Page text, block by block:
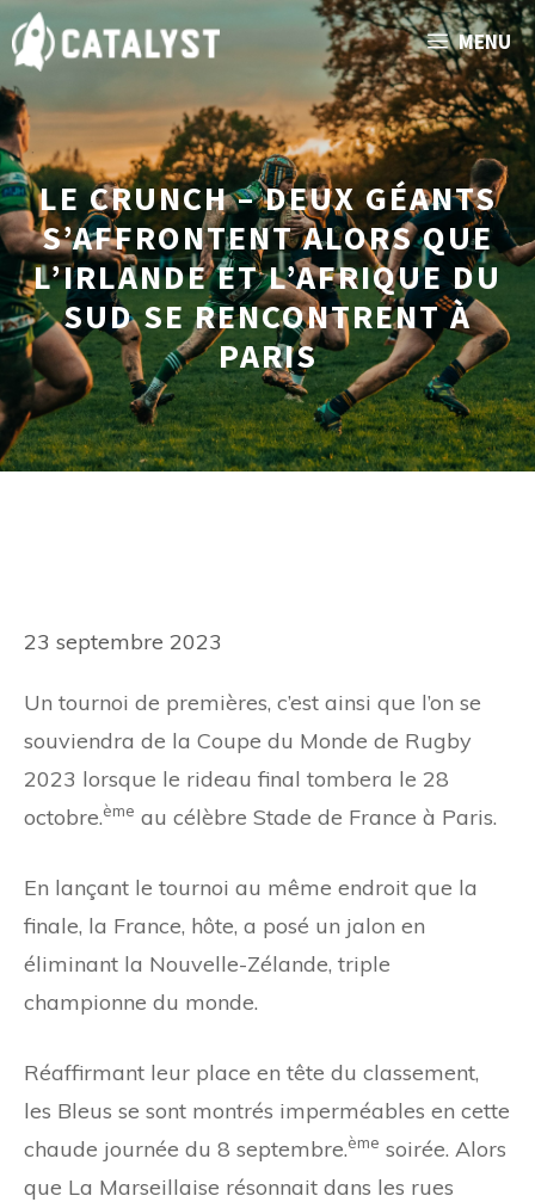
Aller
au
contenu
MENU
LE CRUNCH – DEUX GÉANTS
S’AFFRONTENT ALORS QUE
L’IRLANDE ET L’AFRIQUE DU
SUD SE RENCONTRENT À
PARIS
23 septembre 2023
Un tournoi de premières, c’est ainsi que l’on se
souviendra de la Coupe du Monde de Rugby
2023 lorsque le rideau final tombera le 28
octobre.ème au célèbre Stade de France à Paris.
En lançant le tournoi au même endroit que la
finale, la France, hôte, a posé un jalon en
éliminant la Nouvelle-Zélande, triple
championne du monde.
Réaffirmant leur place en tête du classement,
les Bleus se sont montrés imperméables en cette
chaude journée du 8 septembre.ème soirée. Alors
que La Marseillaise résonnait dans les rues